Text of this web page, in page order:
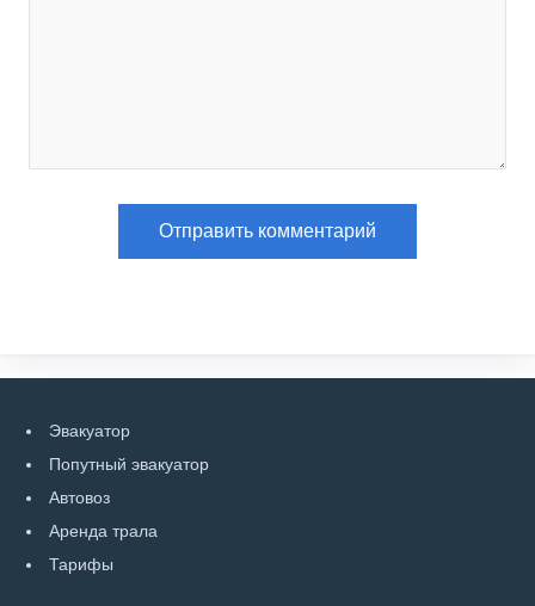
Эвакуатор
Попутный эвакуатор
Автовоз
Аренда трала
Тарифы